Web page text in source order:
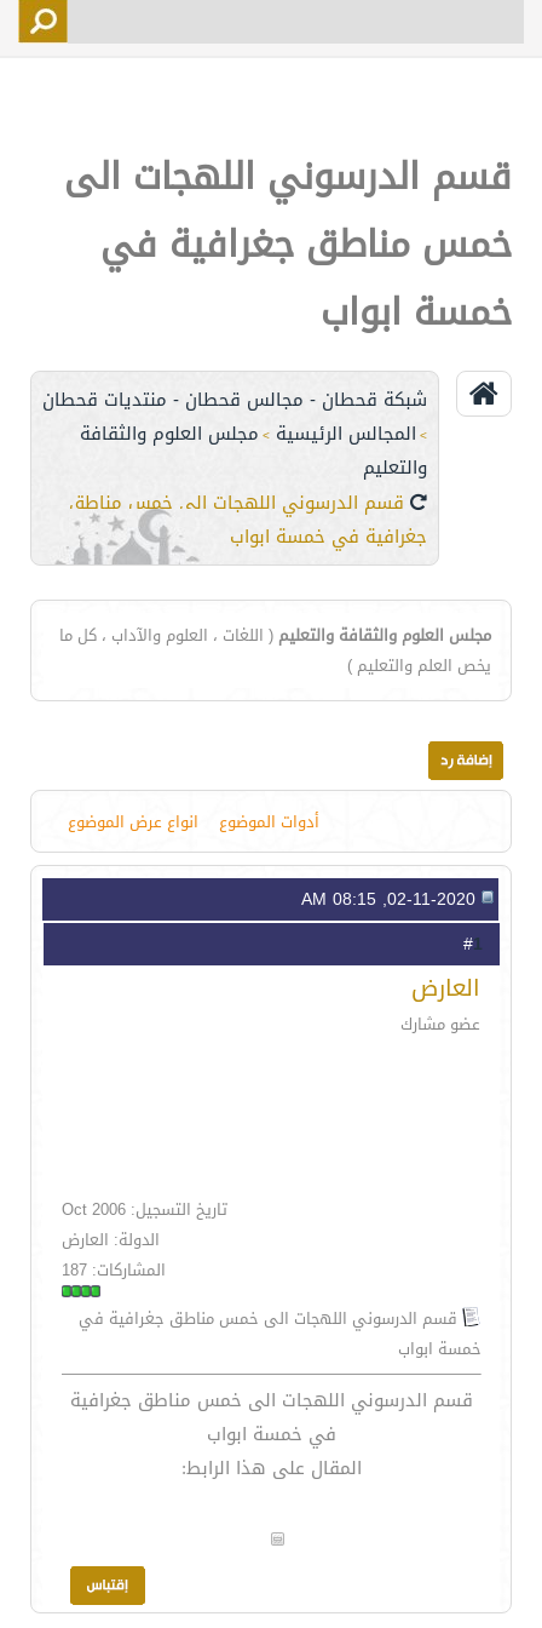
اتصل بنا
قسم الدرسوني اللهجات الى
خمس مناطق جغرافية في
خمسة ابواب
شبكة قحطان - مجالس قحطان - منتديات قحطان
> المجالس الرئيسية > مجلس العلوم والثقافة
والتعليم
قسم الدرسوني اللهجات الى خمس مناطق
جغرافية في خمسة ابواب
مجلس العلوم والثقافة والتعليم ( اللغات ، العلوم والآداب ، كل ما
يخص العلم والتعليم )
أدوات الموضوع انواع عرض الموضوع
1
العارض
عضو مشارك
تاريخ التسجيل: Oct 2006
الدولة: العارض
المشاركات: 187
قسم الدرسوني اللهجات الى خمس مناطق جغرافية في
خمسة ابواب
قسم الدرسوني اللهجات الى خمس مناطق جغرافية
في خمسة ابواب
المقال على هذا الرابط: